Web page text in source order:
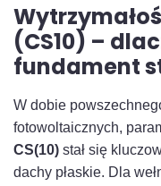
(CS10) –
fundament
W dobie
fotowoltaicznych,
CS(10) stał się
dachy płaskie. Dla